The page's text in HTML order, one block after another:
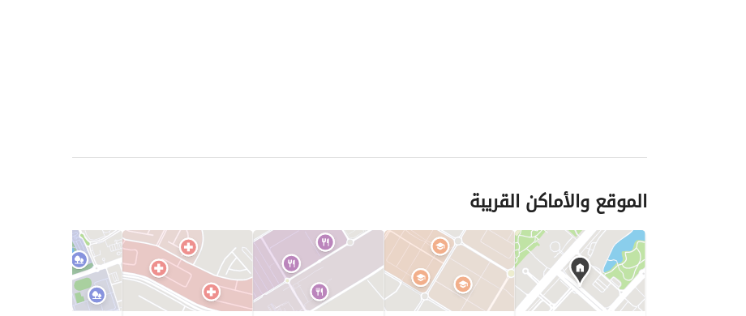
الموقع والأماكن القريبة